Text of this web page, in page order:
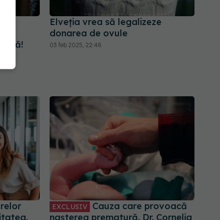
Elveţia vrea să legalizeze
donarea de ovule
03 feb 2025, 22:48
EXCLUSIV
Cauza care provoacă
nașterea prematură. Dr. Cornelia